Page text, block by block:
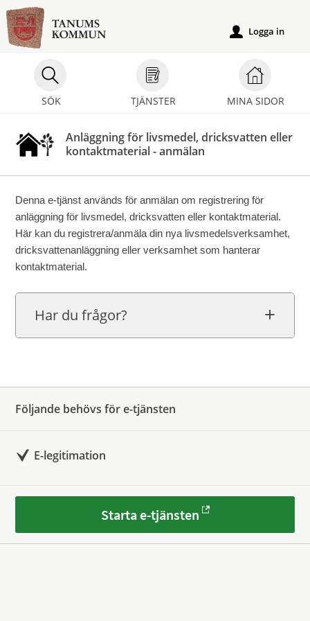
Välkommen
till
e-
tjänster
Tanums
SÖK TJÄNSTER MINA SIDOR
u Logga in
Anläggning för livsmedel, dricksvatten eller
kontaktmaterial - anmälan
Denna e-tjänst används för anmälan om registrering för
anläggning för livsmedel, dricksvatten eller kontaktmaterial.
Här kan du registrera/anmäla din nya livsmedelsverksamhet,
dricksvattenanläggning eller verksamhet som hanterar
kontaktmaterial.
Har du frågor?
Följande behövs för e-tjänsten
E-legitimation
Starta e-tjänsten